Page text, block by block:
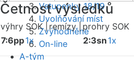
Vstupenky 18/19
Uvolňování míst
Zvýhodněné
On-line
A-tým
Četnost výsledků
výhry SOK | remízy | prohry SOK
7:6pp1x 2:3sn1x